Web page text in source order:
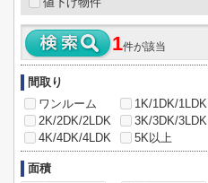
1件が該当
間取り
ワンルーム
1K/1DK/1LDK
2K/2DK/2LDK
3K/3DK/3LDK
4K/4DK/4LDK
5K以上
面積